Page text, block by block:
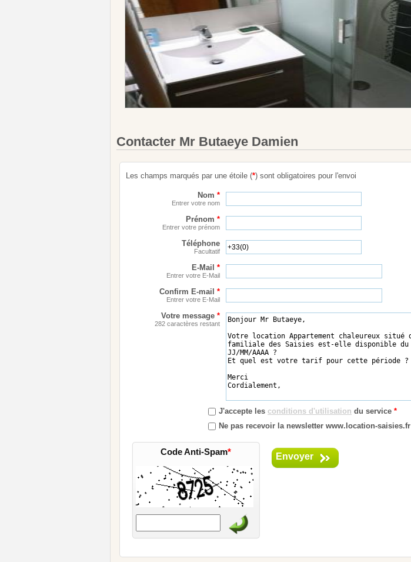
Contacter Mr Butaeye Damien
Les champs marqués par une étoile (*) sont obligatoires pour l'envoi
Nom *
Entrer votre nom
Prénom *
Entrer votre prénom
Téléphone
Facultatif
E-Mail *
Entrer votre E-Mail
Confirm E-mail *
Entrer votre E-Mail
Votre message *
282 caractères restant
J'accepte les conditions d'utilisation du service *
Ne pas recevoir la newsletter www.location-saisies.fr
Code Anti-Spam* Envoyer